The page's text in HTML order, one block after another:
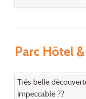
Parc Hôtel
Très belle
impeccable ??